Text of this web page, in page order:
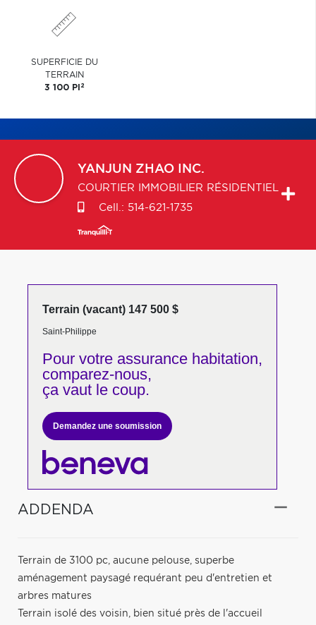
SUPERFICIE DU
TERRAIN
3 100 PI 2
YANJUN ZHAO INC.
COURTIER IMMOBILIER RÉSIDENTIEL
Cell.: 514-621-1735
Terrain (vacant) 147 500 $
Saint-Philippe
Pour votreassurance habitation,
comparez-nous,
ça vaut le coup.
Demandez une soumission
ADDENDA
Terrain de 3100 pc, aucune pelouse, superbe
aménagement paysagé requérant peu d'entretien et
arbres matures
Terrain isolé des voisin, bien situé près de l'accueil